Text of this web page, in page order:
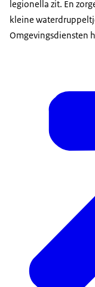
legionella zit. En
kleine
Omgevingsdiensten